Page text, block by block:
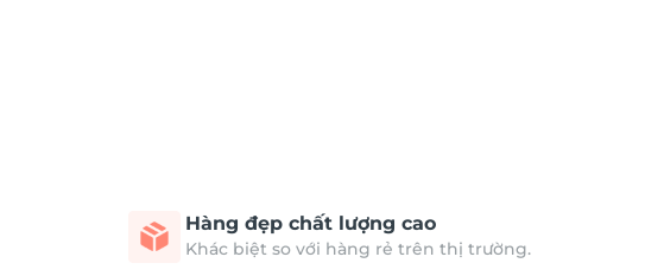
Hàng đẹp chất lượng cao
Khác biệt so với hàng rẻ trên thị trường.